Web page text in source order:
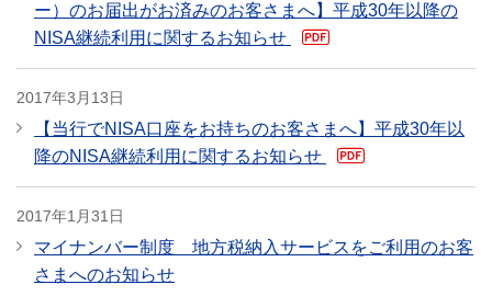
ー）のお届出がお済みのお客さまへ】平成30年以降の
NISA継続利用に関するお知らせ
2017年3月13日
【当行でNISA口座をお持ちのお客さまへ】平成30年以
降のNISA継続利用に関するお知らせ
2017年1月31日
マイナンバー制度 地方税納入サービスをご利用のお客
さまへのお知らせ